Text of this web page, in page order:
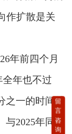
作扩散是关
年前四个月
全年也不过
之一的时间就
2025年同期
留
言
咨
询